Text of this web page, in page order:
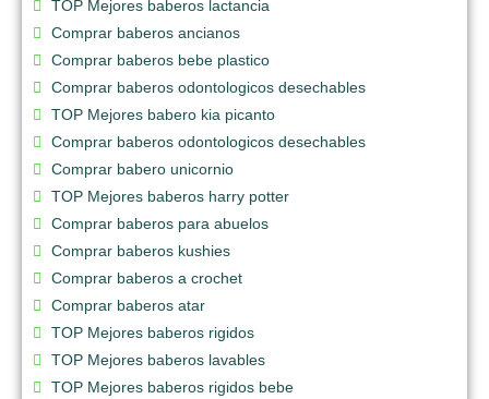
TOP Mejores baberos lactancia
Comprar baberos ancianos
Comprar baberos bebe plastico
Comprar baberos odontologicos desechables
TOP Mejores babero kia picanto
Comprar baberos odontologicos desechables
Comprar babero unicornio
TOP Mejores baberos harry potter
Comprar baberos para abuelos
Comprar baberos kushies
Comprar baberos a crochet
Comprar baberos atar
TOP Mejores baberos rigidos
TOP Mejores baberos lavables
TOP Mejores baberos rigidos bebe